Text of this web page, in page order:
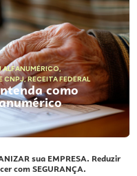
ALFANUMÉRICO,
CNPJ,RECEITA FEDERAL
como
sua EMPRESA. Reduzir
com SEGURANÇA.